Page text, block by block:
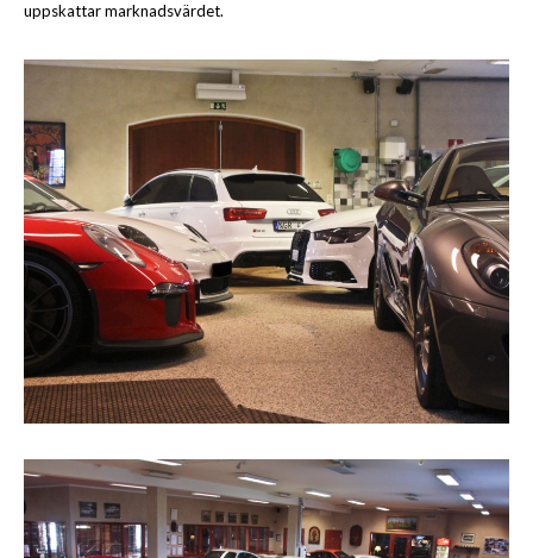
uppskattar marknadsvärdet.